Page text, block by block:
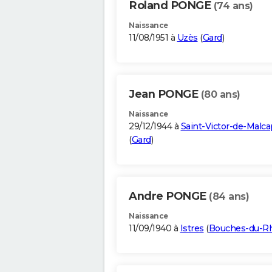
Roland PONGE (74 ans)
Naissance
11/08/1951 à Uzès (Gard)
Jean PONGE (80 ans)
Naissance
29/12/1944 à Saint-Victor-de-
(Gard)
Andre PONGE (84 ans)
Naissance
11/09/1940 à Istres (Bouches-du-